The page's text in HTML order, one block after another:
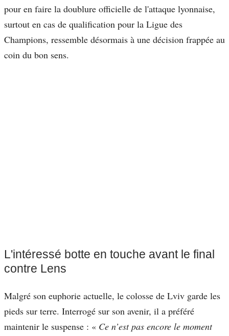
pour en faire la doublure officielle de l'attaque lyonnaise,
surtout en cas de qualification pour la Ligue des
Champions, ressemble désormais à une décision frappée au
coin du bon sens.
L'intéressé botte en touche avant le final
contre Lens
Malgré son euphorie actuelle, le colosse de Lviv garde les
pieds sur terre. Interrogé sur son avenir, il a préféré
maintenir le suspense : « Ce n’est pas encore le moment